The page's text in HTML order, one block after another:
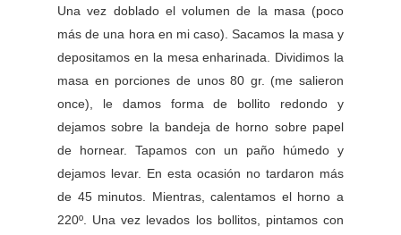
Una vez doblado el volumen de la masa (poco
más de una hora en mi caso). Sacamos la masa y
depositamos en la mesa enharinada. Dividimos la
masa en porciones de unos 80 gr. (me salieron
once), le damos forma de bollito redondo y
dejamos sobre la bandeja de horno sobre papel
de hornear. Tapamos con un paño húmedo y
dejamos levar. En esta ocasión no tardaron más
de 45 minutos. Mientras, calentamos el horno a
220º. Una vez levados los bollitos, pintamos con